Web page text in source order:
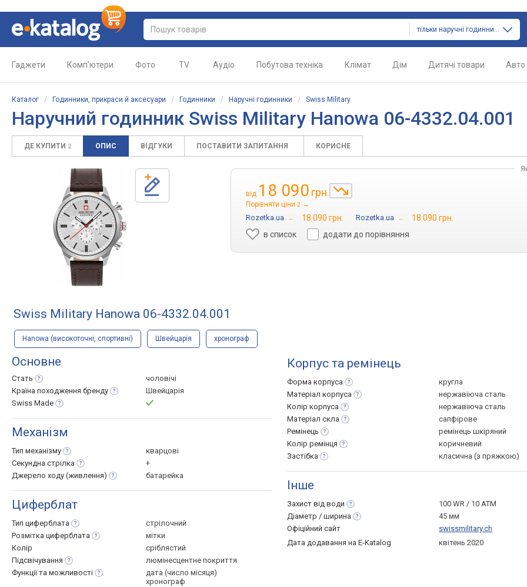
тільки наручні годинники
Гаджети Комп'ютери Фото TV Аудіо Побутова техніка Клімат Дім Дитячі товари Авто
Каталог / Годинники, прикраси й аксесуари / Годинники / Наручні годинники / Swiss Military
Наручний годинник Swiss Military Hanowa 06-4332.04.001
ДЕ КУПИТИ 2 ОПИС ВІДГУКИ ПОСТАВИТИ ЗАПИТАННЯ КОРИСНЕ
від 18 090 грн.
Порівняти ціни 2 →
Rozetka.ua → 18 090 грн. Rozetka.ua →
18 090 грн.
в список
додати до порівняння
Swiss Military Hanowa 06-4332.04.001
Hanowa (високоточні, спортивні) Швейцарія хронограф
Основне
Стать
чоловічі
Країна походження бренду
Швейцарія
Swiss Made
Механізм
Тип механізму
кварцові
Секундна стрілка
+
Джерело ходу (живлення) батарейка
Циферблат
Тип циферблата
стрілочний
Розмітка циферблата
мітки
Колір
сріблястий
Підсвічування
люмінесцентне покриття
Функції та можливості
дата (число місяця)
хронограф
Корпус та ремінець
Форма корпуса
кругла
Матеріал корпуса
нержавіюча сталь
Колір корпуса
нержавіюча сталь
Матеріал скла
сапфірове
Ремінець
ремінець шкіряний
Колір ремінця
коричневий
Застібка
класична (з пряжкою)
Інше
Захист від води
100 WR / 10 ATM
Діаметр / ширина
45 мм
Офіційний сайт
swissmilitary.ch
Дата додавання на E-Katalog
квітень 2020